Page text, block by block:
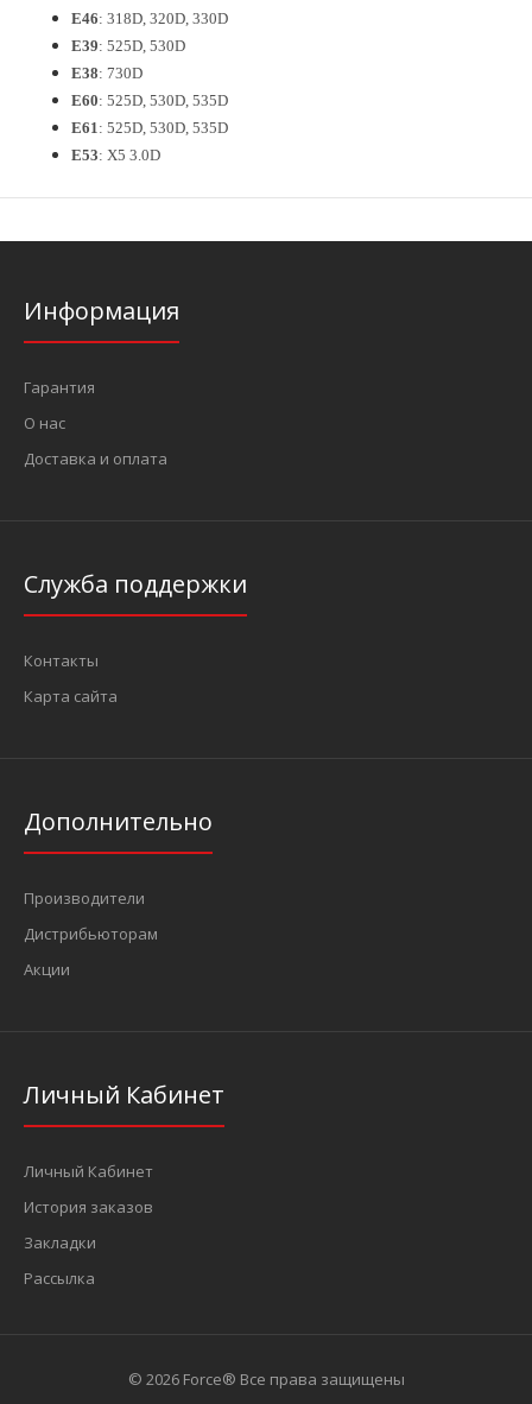
Е46: 318D, 320D, 330D
Е39: 525D, 530D
Е38: 730D
Е60: 525D, 530D, 535D
Е61: 525D, 530D, 535D
Е53: Х5 3.0D
Информация
Гарантия
О нас
Доставка и оплата
Служба поддержки
Контакты
Карта сайта
Дополнительно
Производители
Дистрибьюторам
Акции
Личный Кабинет
Личный Кабинет
История заказов
Закладки
Рассылка
© 2026 Force® Все права защищены